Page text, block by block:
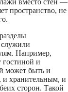
вместо стен —
пространство, не
Например,
гостиной и
может быть и
и хранительным, и
сторон. Такой